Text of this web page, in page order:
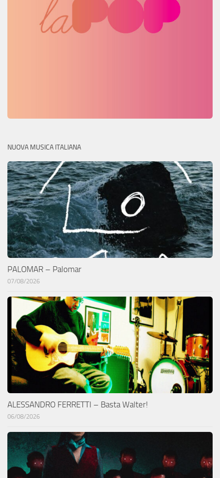
NUOVA MUSICA ITALIANA
PALOMAR – Palomar
07/08/2026
ALESSANDRO FERRETTI – Basta Walter!
06/08/2026